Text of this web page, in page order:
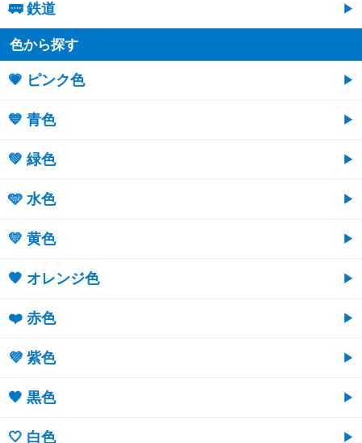
🚃 鉄道
色から探す
💗 ピンク色
💙 青色
💚 緑色
🩵 水色
💛 黄色
🧡 オレンジ色
❤️ 赤色
💜 紫色
🖤 黒色
🤍 白色